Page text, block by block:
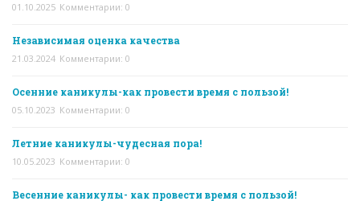
01.10.2025 Комментарии: 0
Независимая оценка качества
21.03.2024 Комментарии: 0
Осенние каникулы-как провести время с пользой!
05.10.2023 Комментарии: 0
Летние каникулы-чудесная пора!
10.05.2023 Комментарии: 0
Весенние каникулы- как провести время с пользой!